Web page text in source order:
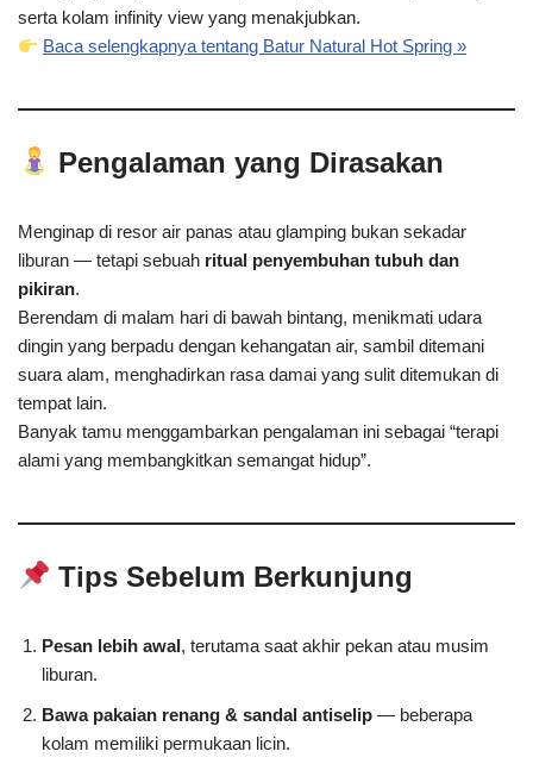
serta kolam infinity view yang menakjubkan.
Baca selengkapnya tentang Batur Natural Hot Spring »
Pengalaman yang Dirasakan
Menginap di resor air panas atau glamping bukan sekadar
liburan — tetapi sebuah ritual penyembuhan tubuh dan
pikiran.
Berendam di malam hari di bawah bintang, menikmati udara
dingin yang berpadu dengan kehangatan air, sambil ditemani
suara alam, menghadirkan rasa damai yang sulit ditemukan di
tempat lain.
Banyak tamu menggambarkan pengalaman ini sebagai “terapi
alami yang membangkitkan semangat hidup”.
Tips Sebelum Berkunjung
Pesan lebih awal, terutama saat akhir pekan atau musim
liburan.
Bawa pakaian renang & sandal antiselip — beberapa
kolam memiliki permukaan licin.